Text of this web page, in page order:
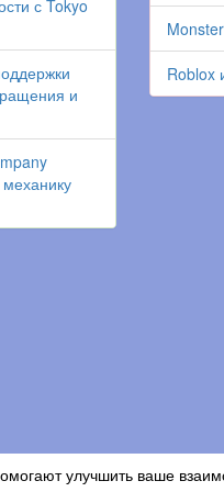
с Tokyo
и
Roblox
улучшить ваше